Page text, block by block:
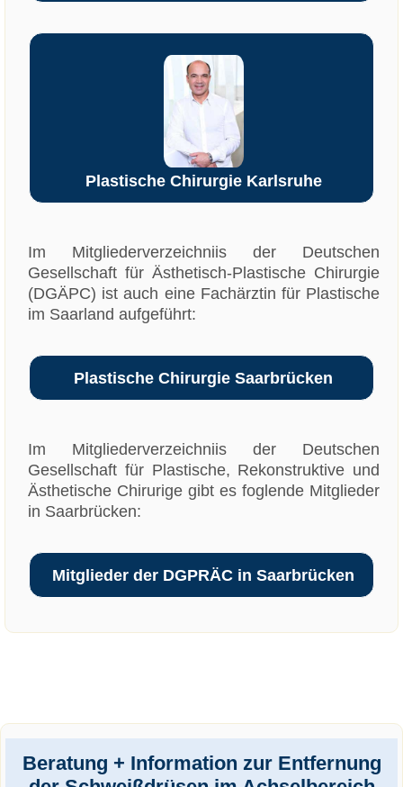
Plastische Chirurgie Karlsruhe
Im Mitgliederverzeichniis der Deutschen
Gesellschaft für Ästhetisch-Plastische Chirurgie
(DGÄPC) ist auch eine Fachärztin für Plastische
im Saarland aufgeführt:
Plastische Chirurgie Saarbrücken
Im Mitgliederverzeichniis der Deutschen
Gesellschaft für Plastische, Rekonstruktive und
Ästhetische Chirurige gibt es foglende Mitglieder
in Saarbrücken:
Mitglieder der DGPRÄC in Saarbrücken
Beratung + Information zur Entfernung